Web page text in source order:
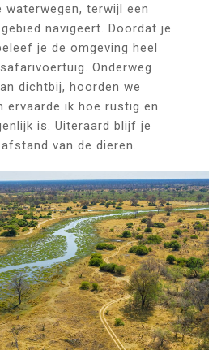
terwijl een
navigeert. Doordat je
je de omgeving heel
Onderweg
dichtbij, hoorden we
ervaarde ik hoe rustig en
is. Uiteraard blijf je
van de dieren.